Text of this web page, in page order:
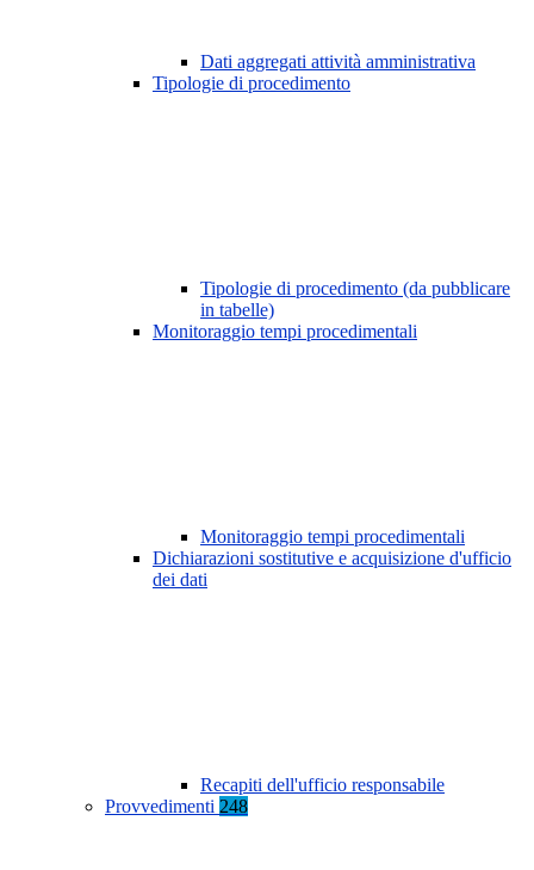
Dati aggregati attività amministrativa
Tipologie di procedimento
Tipologie di procedimento (da pubblicare
in tabelle)
Monitoraggio tempi procedimentali
Monitoraggio tempi procedimentali
Dichiarazioni sostitutive e acquisizione d'ufficio
dei dati
Recapiti dell'ufficio responsabile
Provvedimenti 248